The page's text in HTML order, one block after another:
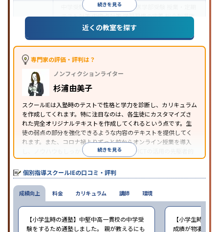
続きを見る
中学受験 高校受験大学受験 医学部受験
テスト対策内申点対策学習習慣の定着総合型選抜
(旧AO)対策推薦入試対策学校別特化対策
漢検(漢字検定)対策数学特化対策その他科目別特化
中高一貫校生に対応
可能季節講習のみの受講可
※2023年3月調査。小学校高学年の個別指導塾アンケート調査方法
近くの教室を探す
専門家の評価・評判は？
ノンフィクションライター
杉浦由美子
スクールIEは入塾時のテストで性格と学力を診断し、カリキュラム
を作成してくれます。特に注目なのは、各生徒にカスタマイズさ
れた完全オリジナルテキストを作成してくれるという点です。生
徒の弱点の部分を強化できるような内容のテキストを提供してく
れます。また、コロナ禍よりずっと前からオンライン授業を導入
し、ノウハウもしっかりとしています。AIやICTの活用の先駆者的
な個別指導塾です。
続きを見る
個別指導スクールIEの口コミ・評判
成績向上
【小学生時の通塾】中堅中高一貫校の中学受
験をするため通塾しました。 親が教えるにも
【小学生時の通
成績が物凄く悪
料金 カリキュラム 講師 環境